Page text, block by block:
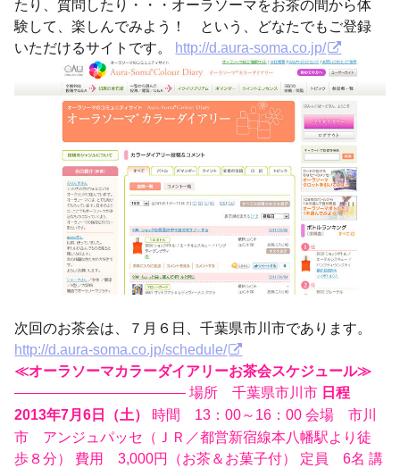
たり、質問したり・・・オーラソーマをお茶の間から体
験して、楽しんでみよう！ という、どなたでもご登録
いただけるサイトです。 http://d.aura-soma.co.jp/
次回のお茶会は、７月６日、千葉県市川市であります。
http://d.aura-soma.co.jp/schedule/
≪オーラソーマカラーダイアリーお茶会スケジュール≫
———————————— 場所 千葉県市川市 日程
2013年7月6日（土）
時間 13：00～16：00 会場 市川
市 アンジュパッセ（ＪＲ／都営新宿線本八幡駅より徒
歩８分） 費用 3,000円（お茶＆お菓子付） 定員 6名 講